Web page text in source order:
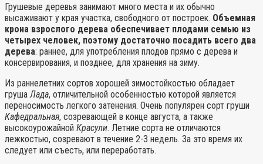
Грушевые деревья занимают много места и их обычно
высаживают у края участка, свободного от построек. Объемная
крона взрослого дерева обеспечивает плодами семью из
четырех человек, поэтому достаточно посадить всего два
дерева: раннее, для употребления плодов прямо с дерева и
консервирования, и позднее, для хранения на зиму.
Из раннелетних сортов хорошей зимостойкостью обладает
груша Лада, отличительной особенностью которой является
переносимость легкого затенения. Очень популярен сорт груши
Кафедральная, созревающей в конце августа, а также
высокоурожайной Красули. Летние сорта не отличаются
лежкостью, созревают в течение 2-3 недель. За это время их
следует или съесть, или переработать.